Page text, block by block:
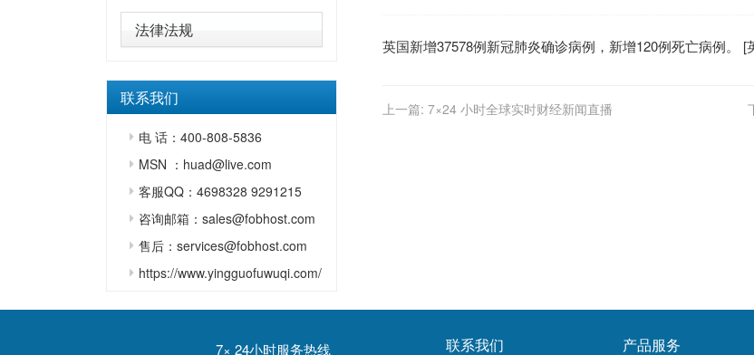
法律法规
联系我们
电 话：400-808-5836
MSN ：huad@live.com
客服QQ：4698328 9291215
咨询邮箱：sales@fobhost.com
售后：services@fobhost.com
https://www.yingguofuwuqi.com/
英国新增37578例新冠肺炎确诊病例，新增120例死亡病例。 [
上一篇: 7×24 小时全球实时财经新闻直播
7× 24小时服务热线 联系我们 产品服务